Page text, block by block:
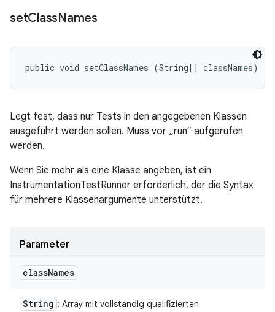
setClassNames
public void setClassNames (String[] classNames)
Legt fest, dass nur Tests in den angegebenen Klassen
ausgeführt werden sollen. Muss vor „run“ aufgerufen
werden.
Wenn Sie mehr als eine Klasse angeben, ist ein
InstrumentationTestRunner erforderlich, der die Syntax
für mehrere Klassenargumente unterstützt.
Parameter
classNames
String : Array mit vollständig qualifizierten